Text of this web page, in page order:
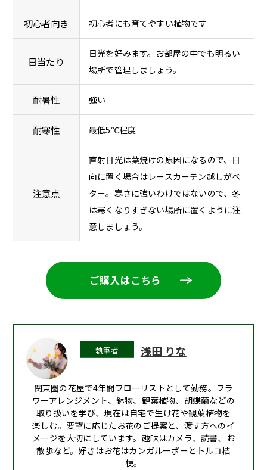
初心者向き 初心者にも育てやすい植物です
日当たり
日光を好みます。お部屋の中でも明るい
場所で管理しましょう。
耐暑性 強い
耐寒性 最低5℃程度
注意点
直射日光は葉焼けの原因になるので、日
向に置く場合はレースカーテン越しがベ
ター。寒さに強いわけではないので、冬
は寒くなりすぎない場所に置くように注
意しましょう。
ご購入はこちら
浅田 りな
関東圏の花屋で4年間フローリストとして勤務。フラ
ワーアレンジメント、鉢物、観葉植物、胡蝶蘭などの
取り扱いを学び、現在は自宅で生け花や観葉植物を
楽しむ。要望に応じたお花のご提案と、渡す方へのイ
メージを大切にしています。趣味はカメラ、読書、お
散歩など。好きはお花はカンガルーポーとトルコ桔
梗。